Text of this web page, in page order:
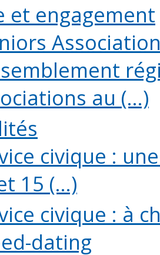
et engagement
au (...)
civique :
15 (...)
civique : à
dating